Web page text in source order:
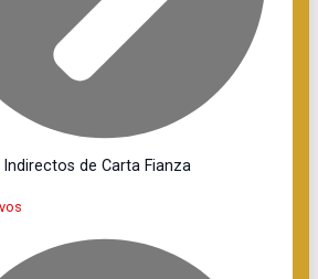
de Carta Fianza